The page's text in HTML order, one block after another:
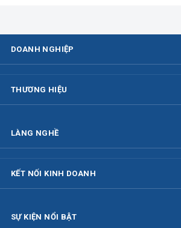
DOANH NGHIỆP
THƯƠNG HIỆU
LÀNG NGHỀ
KẾT NỐI KINH DOANH
SỰ KIỆN NỔI BẬT